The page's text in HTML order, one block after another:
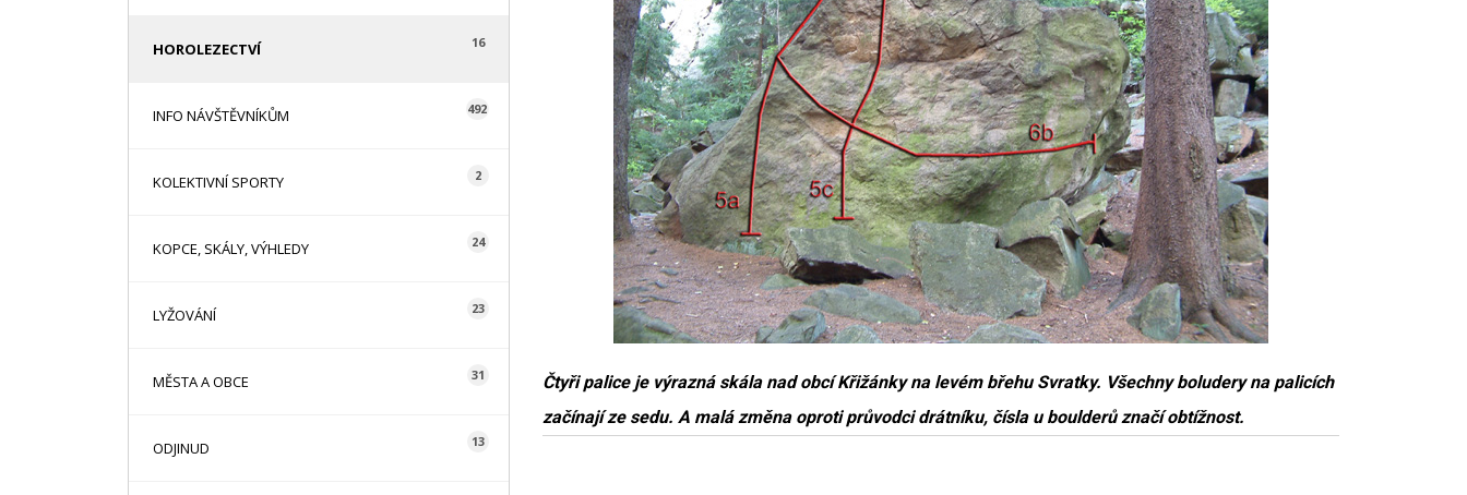
HOROLEZECTVÍ 16
INFO NÁVŠTĚVNÍKŮM 492
KOLEKTIVNÍ SPORTY 2
KOPCE, SKÁLY, VÝHLEDY 24
LYŽOVÁNÍ 23
MĚSTA A OBCE 31
ODJINUD 13
Čtyři palice je výrazná skála nad obcí Křižánky na levém břehu Svratky. Všechny boludery na palicích
začínají ze sedu. A malá změna oproti průvodci drátníku, čísla u boulderů značí obtížnost.